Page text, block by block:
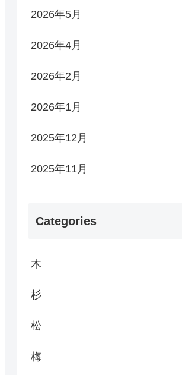
2026年5月
2026年4月
2026年2月
2026年1月
2025年12月
2025年11月
Categories
木
杉
松
梅